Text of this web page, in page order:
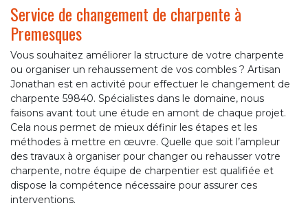
Service de changement de charpente à
Premesques
Vous souhaitez améliorer la structure de votre charpente
ou organiser un rehaussement de vos combles ? Artisan
Jonathan est en activité pour effectuer le changement de
charpente 59840. Spécialistes dans le domaine, nous
faisons avant tout une étude en amont de chaque projet.
Cela nous permet de mieux définir les étapes et les
méthodes à mettre en œuvre. Quelle que soit l’ampleur
des travaux à organiser pour changer ou rehausser votre
charpente, notre équipe de charpentier est qualifiée et
dispose la compétence nécessaire pour assurer ces
interventions.